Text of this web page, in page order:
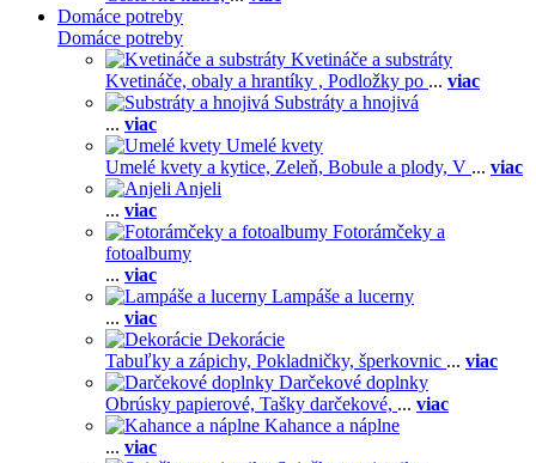
Domáce potreby
Domáce potreby
Kvetináče a substráty
Kvetináče, obaly a hrantíky , Podložky po ... viac
Substráty a hnojivá
... viac
Umelé kvety
Umelé kvety a kytice, Zeleň, Bobule a plody, V ... viac
Anjeli
... viac
Fotorámčeky a
fotoalbumy
... viac
Lampáše a lucerny
... viac
Dekorácie
Tabuľky a zápichy, Pokladničky, šperkovnic ... viac
Darčekové doplnky
Obrúsky papierové, Tašky darčekové, ... viac
Kahance a náplne
... viac